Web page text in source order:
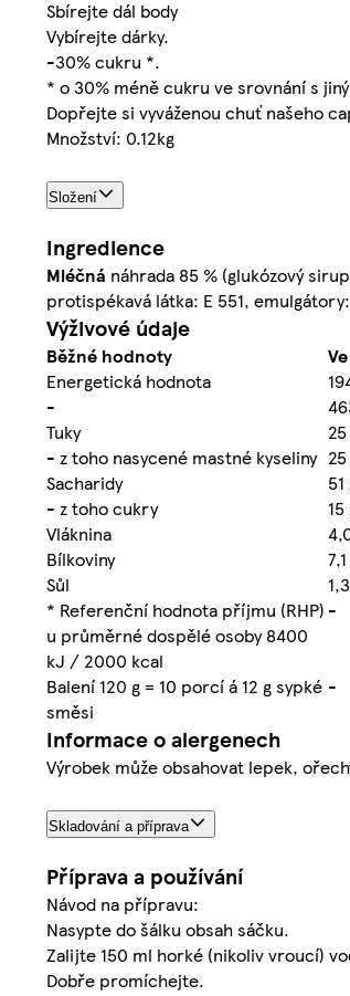
Sbírejte dál body
Vybírejte dárky.
-30% cukru *.
* o 30% méně cukru ve srovnání s
Dopřejte si vyváženou chuť našeho
Množství: 0.12kg
Složení
Ingredience
Mléčná náhrada 85 % (glukózový
protispékavá látka: E 551,
Výživové údaje
Běžné hodnoty
Energetická hodnota
-
Tuky
- z toho nasycené mastné kyseliny
Sacharidy
51
- z toho cukry
15
Vláknina
Bílkoviny
Sůl
* Referenční hodnota příjmu (RHP)
u průměrné dospělé osoby 8400
kJ / 2000 kcal
-
Balení 120 g = 10 porcí á 12 g sypké
směsi
-
Informace o alergenech
Výrobek může obsahovat lepek,
Skladování a příprava
Příprava a používání
Návod na přípravu:
Nasypte do šálku obsah sáčku.
Zalijte 150 ml horké (nikoliv vroucí)
Dobře promíchejte.